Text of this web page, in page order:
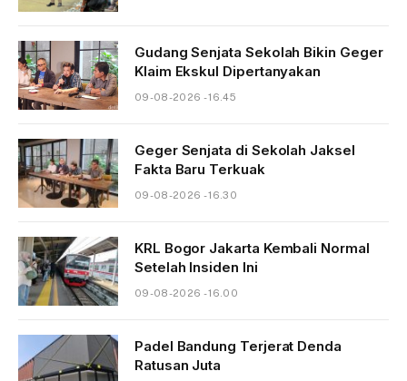
Gudang Senjata Sekolah Bikin Geger
Klaim Ekskul Dipertanyakan
09-08-2026 - 16.45
Geger Senjata di Sekolah Jaksel
Fakta Baru Terkuak
09-08-2026 - 16.30
KRL Bogor Jakarta Kembali Normal
Setelah Insiden Ini
09-08-2026 - 16.00
Padel Bandung Terjerat Denda
Ratusan Juta